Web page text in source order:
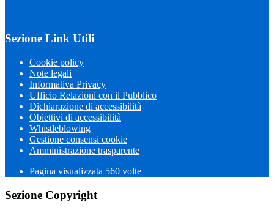
Sezione Link Utili
Cookie policy
Note legali
Informativa Privacy
Ufficio Relazioni con il Pubblico
Dichiarazione di accessibilità
Obiettivi di accessibilità
Whistleblowing
Gestione consensi cookie
Amministrazione trasparente
Pagina visualizzata 560 volte
Sezione Copyright